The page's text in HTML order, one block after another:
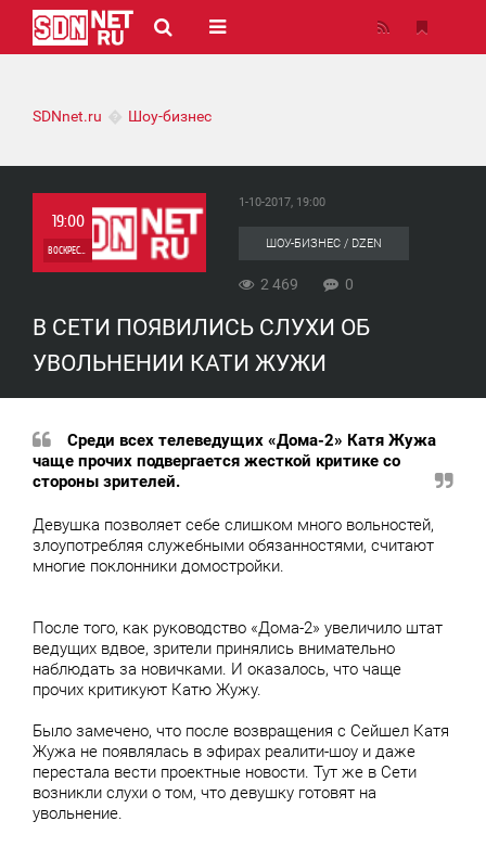
SDNnet.ru Шоу-бизнес
19:00
ВОСКРЕСЕНЬЕ
1-10-2017, 19:00
ШОУ-БИЗНЕС / DZEN
2 469 0
В СЕТИ ПОЯВИЛИСЬ СЛУХИ ОБ
УВОЛЬНЕНИИ КАТИ ЖУЖИ
Среди всех телеведущих «Дома-2» Катя Жужа
чаще прочих подвергается жесткой критике со
стороны зрителей.
Девушка позволяет себе слишком много вольностей,
злоупотребляя служебными обязанностями, считают
многие поклонники домостройки.
После того, как руководство «Дома-2» увеличило штат
ведущих вдвое, зрители принялись внимательно
наблюдать за новичками. И оказалось, что чаще
прочих критикуют Катю Жужу.
Было замечено, что после возвращения с Сейшел Катя
Жужа не появлялась в эфирах реалити-шоу и даже
перестала вести проектные новости. Тут же в Сети
возникли слухи о том, что девушку готовят на
увольнение.